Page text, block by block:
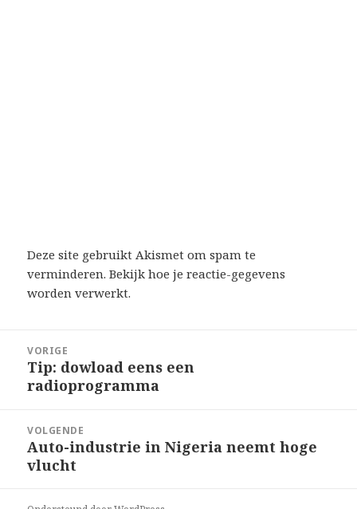
Deze site gebruikt Akismet om spam te
verminderen.Bekijk hoe je reactie-gegevens
worden verwerkt.
navigatie
VORIGE
Vorig
bericht:
Tip: dowload eens een
radioprogramma
VOLGENDE
Volgend
bericht:
Auto-industrie in Nigeria neemt hoge
vlucht